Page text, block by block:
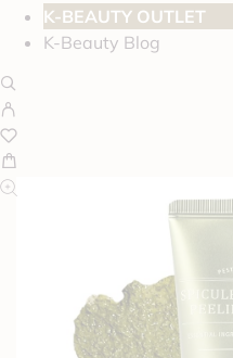
K-BEAUTY OUTLET
K-Beauty Blog